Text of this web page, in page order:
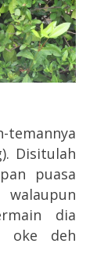
temannya
Disitulah
puasa
dia
oke deh